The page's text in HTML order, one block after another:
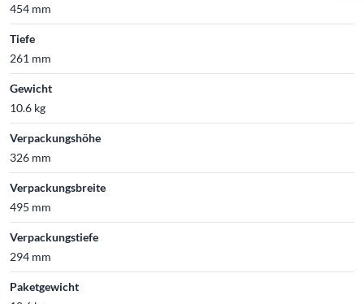
454 mm
Tiefe
261 mm
Gewicht
10.6 kg
Verpackungshöhe
326 mm
Verpackungsbreite
495 mm
Verpackungstiefe
294 mm
Paketgewicht